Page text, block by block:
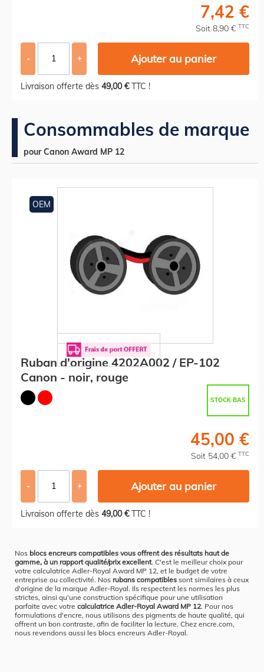
7,42 €
Soit 8,90 € TTC
- + Ajouter au panier
Livraison offerte dès 49,00 €TTC !
Consommables de marque
pour Canon Award MP 12
OEM
Ruban d'origine 4202A002 / EP-102
Canon - noir, rouge
STOCK BAS
45,00 €
Soit 54,00 € TTC
- + Ajouter au panier
Livraison offerte dès 49,00 €TTC !
Nos blocs encreurs compatibles vous offrent des résultats haut de
gamme, à un rapport qualité/prix excellent. C'est le meilleur choix pour
votre calculatrice Adler-Royal Award MP 12, et le budget de votre
entreprise ou collectivité. Nos rubans compatibles sont similaires à ceux
d'origine de la marque Adler-Royal. Ils respectent les normes les plus
strictes, ainsi qu'une construction spécifique pour une utilisation
parfaite avec votre calculatrice Adler-Royal Award MP 12. Pour nos
formulations d'encre, nous utilisons des pigments de haute qualité, qui
offrent un bon contraste, afin de faciliter la lecture. Chez encre.com,
nous revendons aussi les blocs encreurs Adler-Royal.